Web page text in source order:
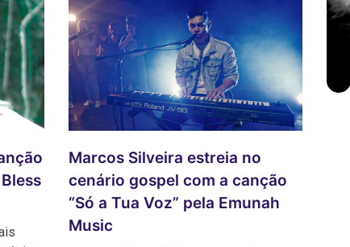
Marcos Silveira estreia no
cenário gospel com a canção
“Só a Tua Voz” pela Emunah
Music